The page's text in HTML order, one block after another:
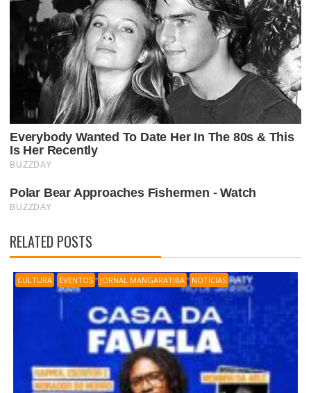
RELATED POSTS
CULTURA EVENTOS JORNAL MANGARATIBA NOTÍCIAS